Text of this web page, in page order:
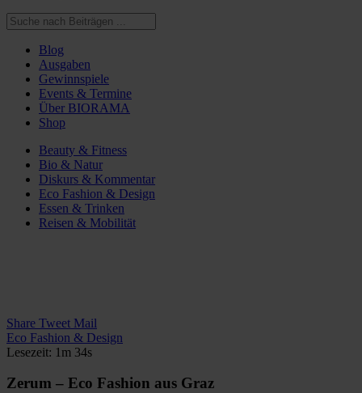
Blog
Ausgaben
Gewinnspiele
Events & Termine
Über BIORAMA
Shop
Beauty & Fitness
Bio & Natur
Diskurs & Kommentar
Eco Fashion & Design
Essen & Trinken
Reisen & Mobilität
Share Tweet Mail
Eco Fashion & Design
Lesezeit: 1m 34s
Zerum – Eco Fashion aus Graz